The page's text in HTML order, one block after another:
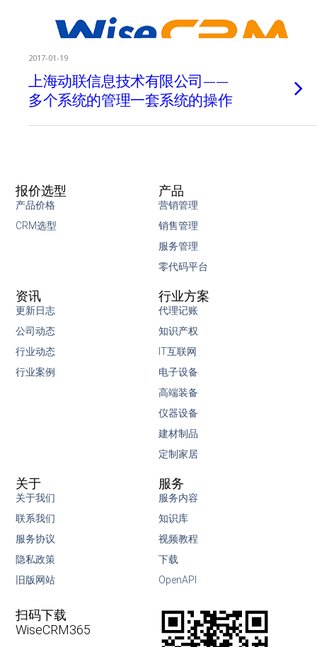
2017-01-19
上海动联信息技术有限公司——
多个系统的管理一套系统的操作
产品
营销管理
销售管理
服务管理
零代码平台
报价选型
产品价格
CRM选型
行业方案
代理记账
知识产权
IT互联网
电子设备
高端装备
仪器设备
建材制品
定制家居
资讯
更新日志
公司动态
行业动态
行业案例
服务
服务内容
知识库
视频教程
下载
OpenAPI
关于
关于我们
联系我们
服务协议
隐私政策
旧版网站
扫码下载
WiseCRM365